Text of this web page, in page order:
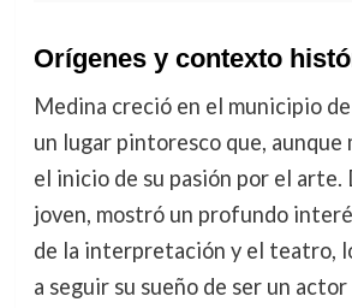
Orígenes y contexto
Medina creció en el municipio
un lugar pintoresco que, aunque
el inicio de su pasión por el arte.
joven, mostró un profundo
de la interpretación y el teatro,
a seguir su sueño de ser un